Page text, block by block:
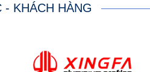
KHÁCH HÀNG